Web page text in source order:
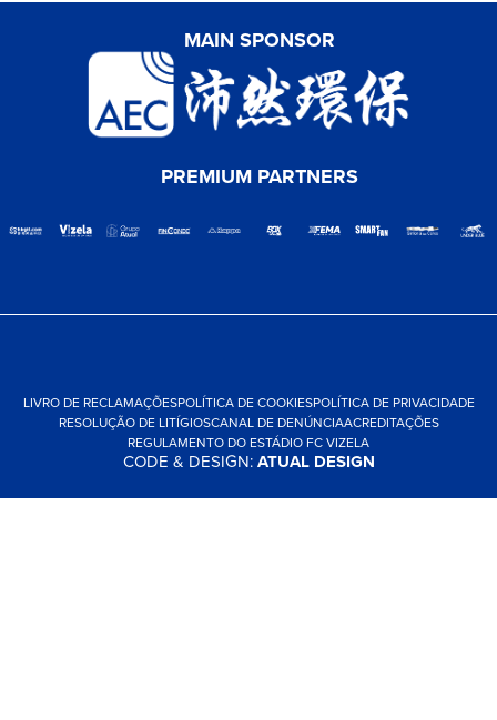
MAIN SPONSOR
PREMIUM PARTNERS
LIVRO DE RECLAMAÇÕESPOLÍTICA DE COOKIESPOLÍTICA DE PRIVACIDADE
RESOLUÇÃO DE LITÍGIOSCANAL DE DENÚNCIAACREDITAÇÕES
REGULAMENTO DO ESTÁDIO FC VIZELA
CODE & DESIGN:ATUAL DESIGN